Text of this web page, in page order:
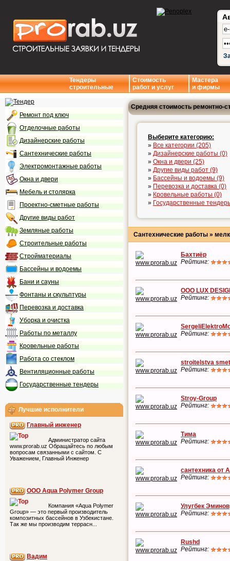
Тендеры
строительные
Стоимость
работ и услуг
Мастера
и фирмы
Ремонт под ключ
Отделочные работы
Дизайнерские работы
Сантехнические работы
Электромонтажные работы
Окна и двери
Мебель и столярка
Проектно-сметные работы
Другие виды работ
Земляные работы
Строительные работы
Стройматериалы
Бассейны и водоемы
Бани и сауны
Фонтаны и скульптуры
Перевозка и доставка
Уборка и очистка
Работы по металлу
Кровельные работы
Работа со стеклом
Вентиляционные работы
Государственные тендеры
Лучшие исполнители
Главный инженер
Администратор сайта
www.prorab.uz Обращайтесь по любым
вопросам связанными с сайтом. С
Уважением, Главный Инженер
ООО Aqua Polymer Group
Компания «Aqua Polymer
Group» — это первый производитель
композитных бассейнов в Узбекистане.
Так же мы производим террасн...
Вадим
Средняя стоимость ремонтно-
Выберите категорию:
» Все категории (205)
» Дизайнерские работы (0)
» Окна и двери (25)
» Другие виды работ (9)
» Бассейны и водоемы (9)
» Перевозка и доставка (0)
» Кровельные работы (0)
» Государственные
Сантехнические работы »
Бахтиёр
Рейтинг:
OOO LUX
Рейтинг:
Рейтинг:
stroitelstva
Рейтинг:
Stroy-Group
Рейтинг:
Тима
Рейтинг:
сантехника от
Рейтинг:
Улугбек Эминов
Рейтинг:
Rushd
Рейтинг: